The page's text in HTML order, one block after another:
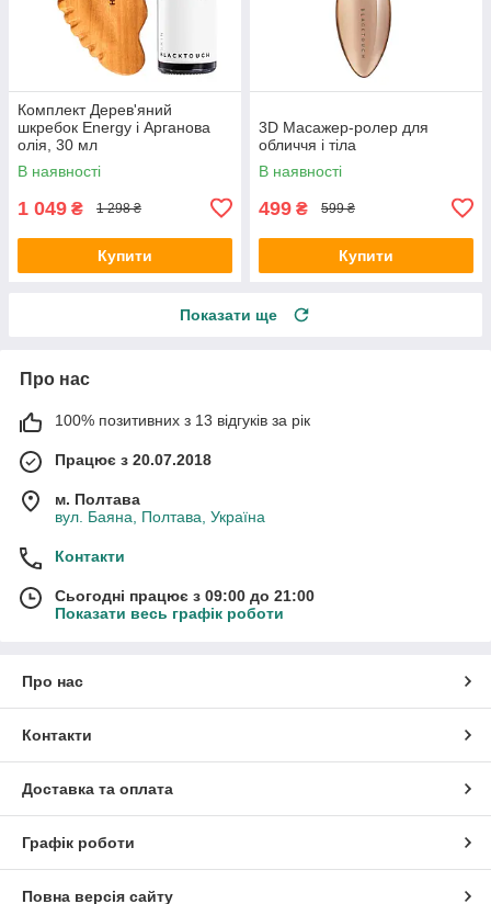
Комплект Дерев'яний
шкребок Energy i Арганова
олія, 30 мл
В наявності
1 049 ₴ 1 298 ₴
Купити
3D Масажер-ролер для
обличчя і тіла
В наявності
499 ₴ 599 ₴
Купити
Показати ще
Про нас
100% позитивних з 13 відгуків за рік
Працює з 20.07.2018
м. Полтава
вул. Баяна, Полтава, Україна
Контакти
Сьогодні працює з 09:00 до 21:00
Показати весь графік роботи
Про нас
Контакти
Доставка та оплата
Графік роботи
Повна версія сайту